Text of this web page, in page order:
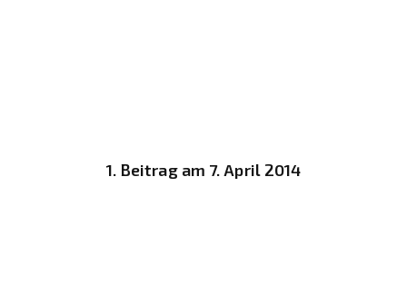
1. Beitrag am 7. April 2014